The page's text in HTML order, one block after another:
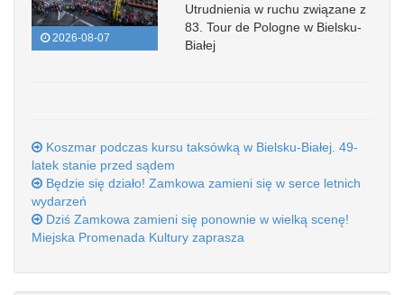
2026-08-07
Utrudnienia w ruchu związane z
83. Tour de Pologne w Bielsku-
Białej
Koszmar podczas kursu taksówką w Bielsku-Białej. 49-
latek stanie przed sądem
Będzie się działo! Zamkowa zamieni się w serce letnich
wydarzeń
Dziś Zamkowa zamieni się ponownie w wielką scenę!
Miejska Promenada Kultury zaprasza